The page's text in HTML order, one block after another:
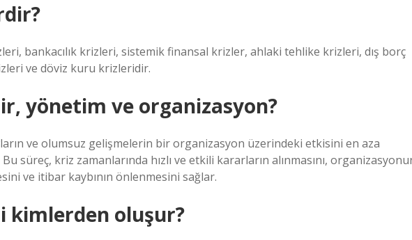
bankacılık krizleri, sistemik finansal krizler, ahlaki tehlike krizleri, dış borç
ve döviz kuru krizleridir.
yönetim ve organizasyon?
ve olumsuz gelişmelerin bir organizasyon üzerindeki etkisini en aza
süreç, kriz zamanlarında hızlı ve etkili kararların alınmasını,
ve itibar kaybının önlenmesini sağlar.
kimlerden oluşur?